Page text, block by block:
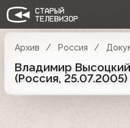
Архив Россия
Владимир
(Россия, 25.07.2005)